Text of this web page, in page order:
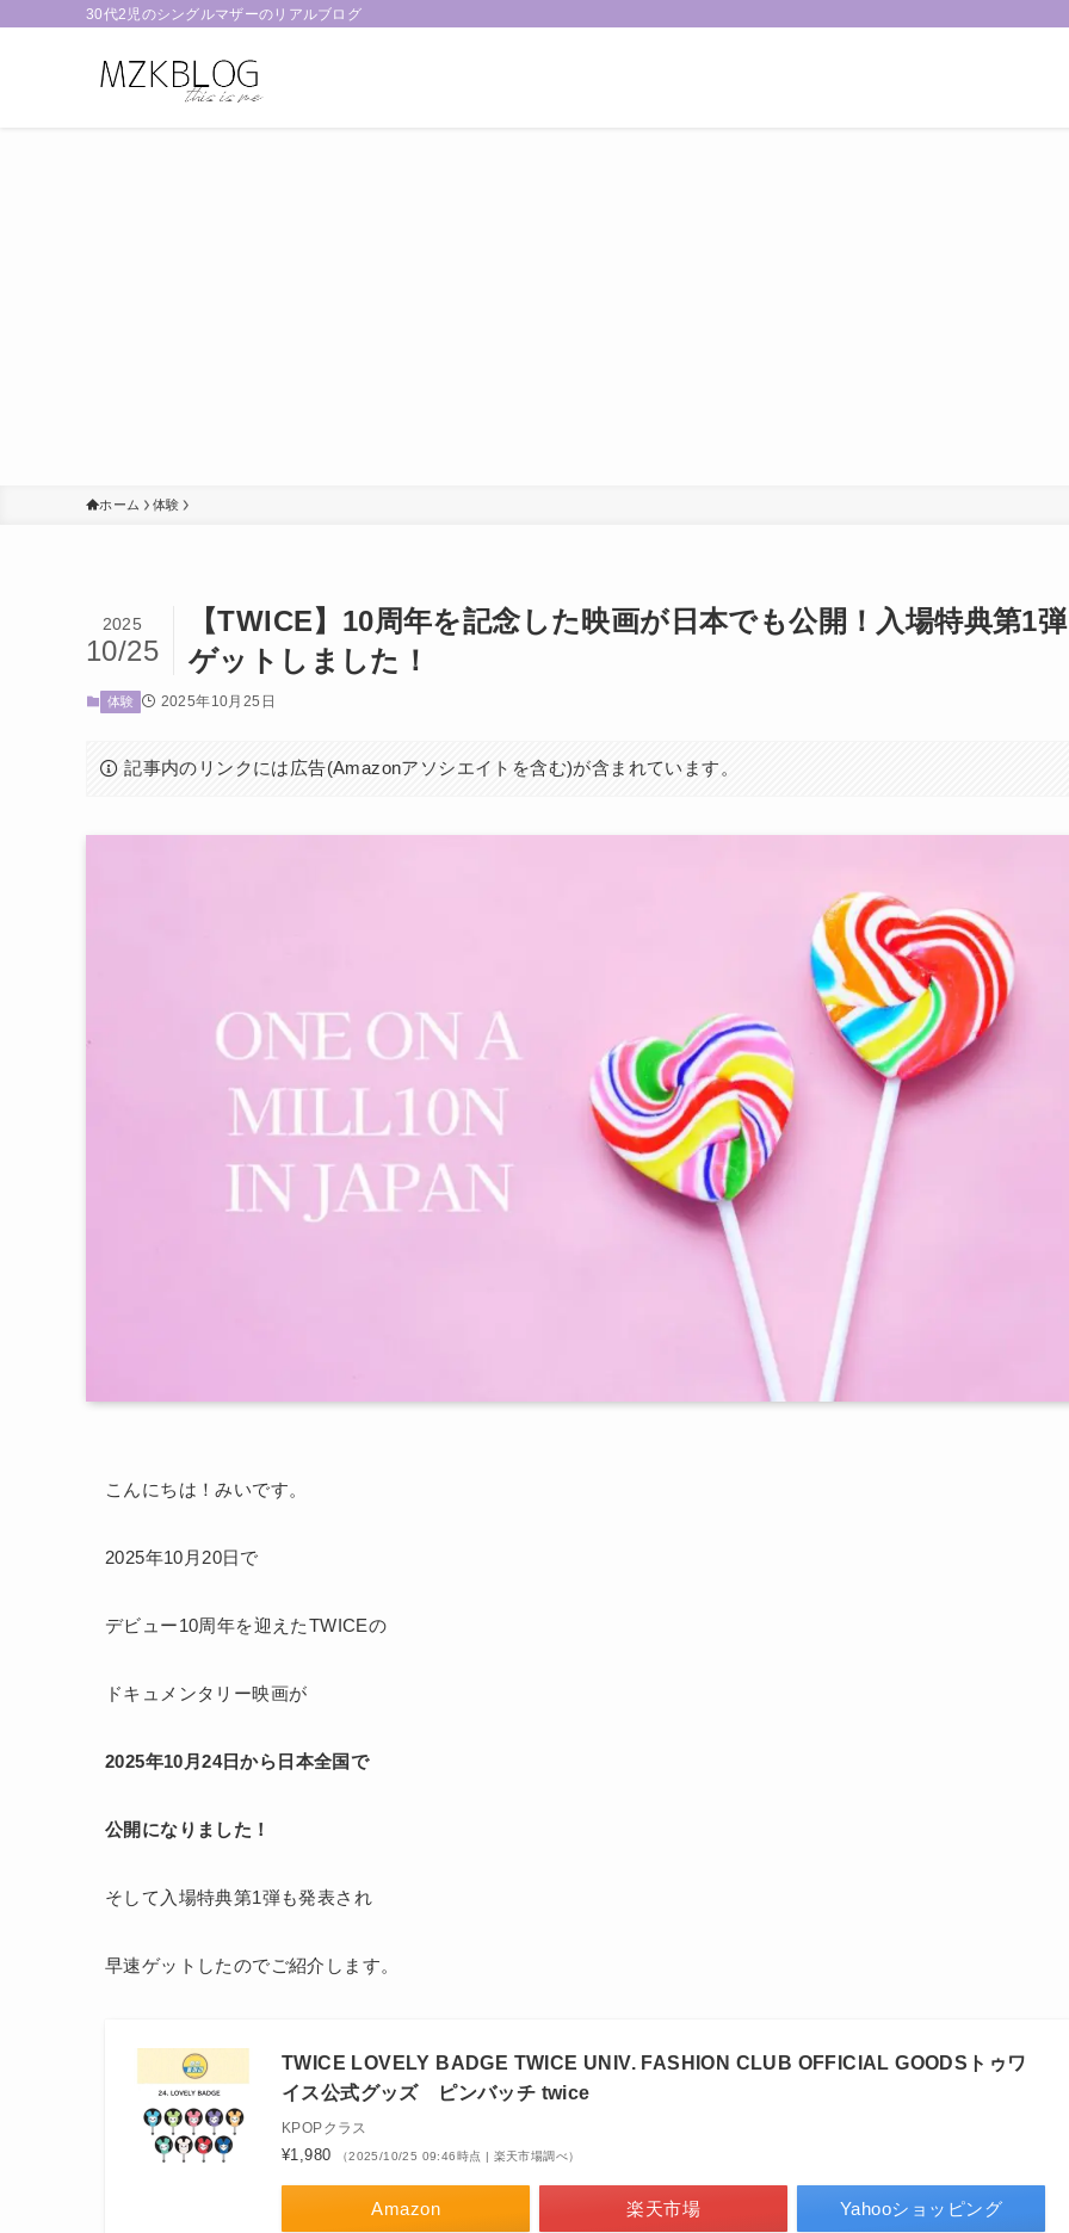
30代2児のシングルマザーのリアルブログ
ホーム 体験
【TWICE】10周年を記念した映画が日本でも公開！入場特典第1弾
ゲットしました！
2025
10/25
体験 2025年10月25日
記事内のリンクには広告(Amazonアソシエイトを含む)が含まれています。
こんにちは！みいです。
2025年10月20日で
デビュー10周年を迎えたTWICEの
ドキュメンタリー映画が
2025年10月24日から日本全国で
公開になりました！
そして入場特典第1弾も発表され
早速ゲットしたのでご紹介します。
TWICE LOVELY BADGE TWICE UNIV. FASHION CLUB OFFICIAL GOODSトゥワ
イス公式グッズ ピンバッチ twice
KPOPクラス
¥1,980 （2025/10/25 09:46時点 | 楽天市場調べ）
Amazon 楽天市場 Yahooショッピング